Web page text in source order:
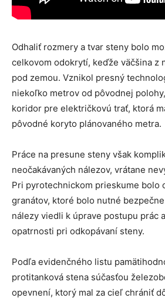
Odhaliť rozmery a tvar steny bolo
celkovom odokrytí, keďže väčšina z
pod zemou. Vznikol presný
niekoľko metrov od pôvodnej
koridor pre električkovú trať, ktorá
pôvodné koryto plánovaného metra.
Práce na presune steny však
neočakávaných nálezov, vrátane
Pri pyrotechnickom prieskume bolo
granátov, ktoré bolo nutné
nálezy viedli k úprave postupu prác
opatrnosti pri odkopávaní steny.
Podľa evidenčného listu
protitanková stena súčasťou
opevnení, ktorý mal za cieľ chrániť